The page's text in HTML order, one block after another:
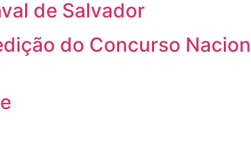
de Salvador
do Concurso